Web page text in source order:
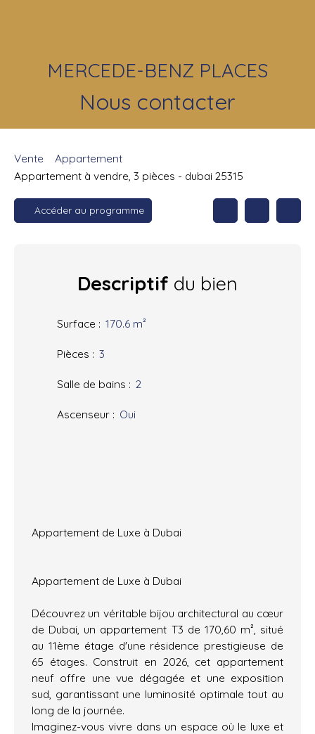
MERCEDE-BENZ PLACES
Nous contacter
Vente
Appartement
Appartement à vendre, 3 pièces - dubai 25315
Accéder au programme
Descriptif du bien
Surface : 170.6 m²
Pièces : 3
Salle de bains : 2
Ascenseur : Oui
Appartement de Luxe à Dubai
Appartement de Luxe à Dubai
Découvrez un véritable bijou architectural au cœur
de Dubai, un appartement T3 de 170,60 m², situé
au 11ème étage d'une résidence prestigieuse de
65 étages. Construit en 2026, cet appartement
neuf offre une vue dégagée et une exposition
sud, garantissant une luminosité optimale tout au
long de la journée.
Imaginez-vous vivre dans un espace où le luxe et